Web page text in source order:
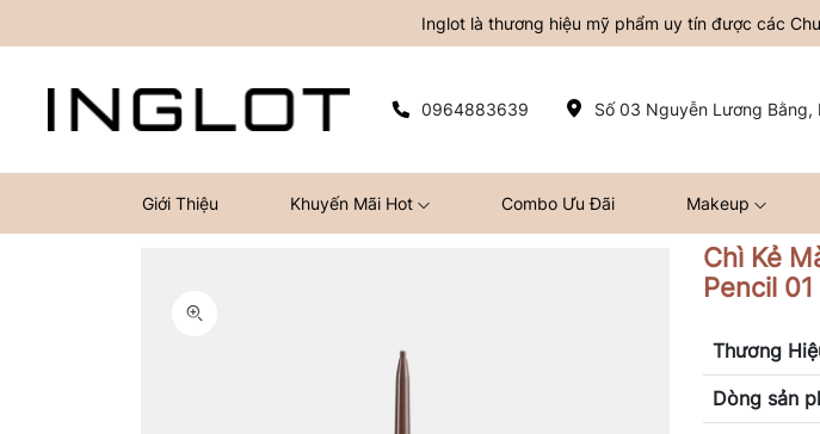
Inglot là thương hiệu mỹ phẩm uy tín được các
0964883639 Số 03 Nguyễn Lương Bằng,
Giới Thiệu Khuyến Mãi Hot Combo Ưu Đãi Makeup
Chì Kẻ
Pencil
Thương
Dòng sản